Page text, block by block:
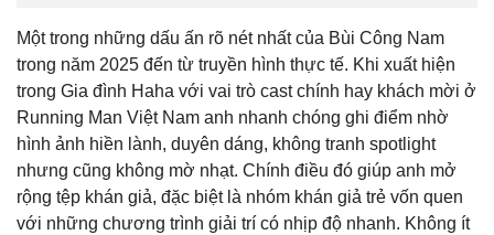
Một trong những dấu ấn rõ nét nhất của Bùi Công Nam
trong năm 2025 đến từ truyền hình thực tế. Khi xuất hiện
trong Gia đình Haha với vai trò cast chính hay khách mời ở
Running Man Việt Nam anh nhanh chóng ghi điểm nhờ
hình ảnh hiền lành, duyên dáng, không tranh spotlight
nhưng cũng không mờ nhạt. Chính điều đó giúp anh mở
rộng tệp khán giả, đặc biệt là nhóm khán giả trẻ vốn quen
với những chương trình giải trí có nhịp độ nhanh. Không ít